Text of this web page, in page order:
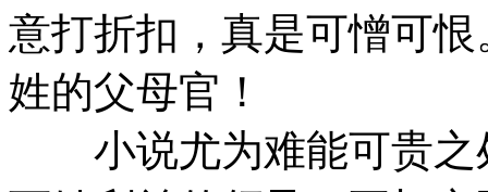
意打折扣，真是可憎可
姓的父母官！
小说尤为难能可贵之